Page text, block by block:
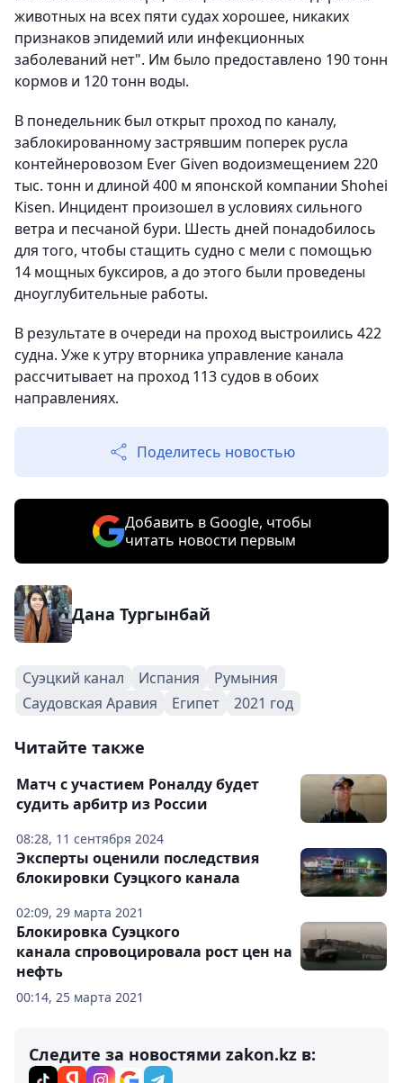
животных на всех пяти судах хорошее, никаких
признаков эпидемий или инфекционных
заболеваний нет". Им было предоставлено 190 тонн
кормов и 120 тонн воды.
В понедельник был открыт проход по каналу,
заблокированному застрявшим поперек русла
контейнеровозом Ever Given водоизмещением 220
тыс. тонн и длиной 400 м японской компании Shohei
Kisen. Инцидент произошел в условиях сильного
ветра и песчаной бури. Шесть дней понадобилось
для того, чтобы стащить судно с мели с помощью
14 мощных буксиров, а до этого были проведены
дноуглубительные работы.
В результате в очереди на проход выстроились 422
судна. Уже к утру вторника управление канала
рассчитывает на проход 113 судов в обоих
направлениях.
Поделитесь новостью
Добавить в Google, чтобы
читать новости первым
Дана Тургынбай
Суэцкий канал Испания
Румыния
Саудовская Аравия
Египет 2021 год
Читайте также
08:28, 11 сентября 2024
Матч с участием Роналду будет
судить арбитр из России
02:09, 29 марта 2021
Эксперты оценили последствия
блокировки Суэцкого канала
00:14, 25 марта 2021
Блокировка Суэцкого
канала спровоцировала рост цен на
нефть
Следите за новостями zakon.kz в: